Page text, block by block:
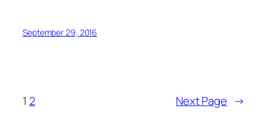
September 29, 2016
1 2 Next Page →